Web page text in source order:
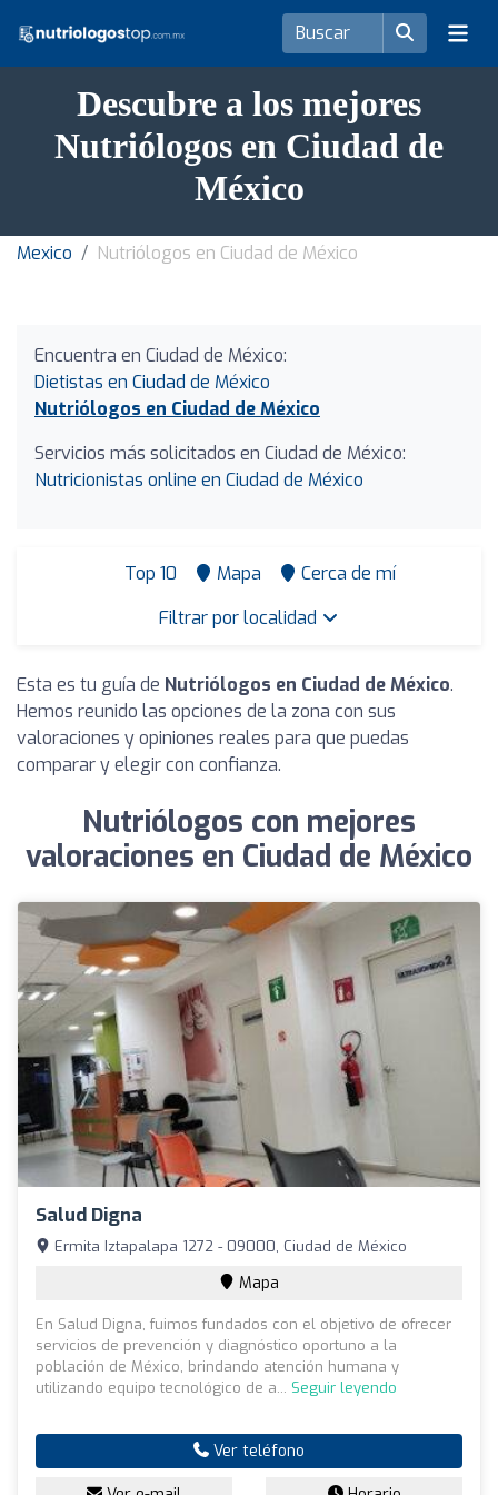
Descubre a los mejores
Nutriólogos en Ciudad de
México
Mexico Nutriólogos en Ciudad de México
Encuentra en Ciudad de México:
Dietistas en Ciudad de México
Nutriólogos en Ciudad de México
Servicios más solicitados en Ciudad de México:
Nutricionistas online en Ciudad de México
Top 10 Mapa
Cerca de mí
Filtrar por localidad
Esta es tu guía de Nutriólogos en Ciudad de México.
Hemos reunido las opciones de la zona con sus
valoraciones y opiniones reales para que puedas
comparar y elegir con confianza.
Nutriólogos con mejores
valoraciones en Ciudad de México
Salud Digna
Ermita Iztapalapa 1272 - 09000, Ciudad de México
Mapa
En Salud Digna, fuimos fundados con el objetivo de ofrecer
servicios de prevención y diagnóstico oportuno a la
población de México, brindando atención humana y
utilizando equipo tecnológico de a... Seguir leyendo
Ver teléfono